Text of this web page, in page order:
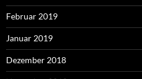
Februar 2019
Januar 2019
Dezember 2018